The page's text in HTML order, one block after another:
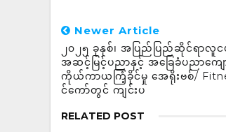
Newer Article
၂၀၂၅ ခုနှစ်၊ အပြည်ပြည်ဆိုင်ရာလူ
အဆင့်မြင့်ပညာနှင့် အခြေခံပညာကျော
ကိုယ်ကာယကြံ့ခိုင်မှု အေရိုးဗစ်/
င်ကော်တွင် ကျင်းပ
RELATED POST